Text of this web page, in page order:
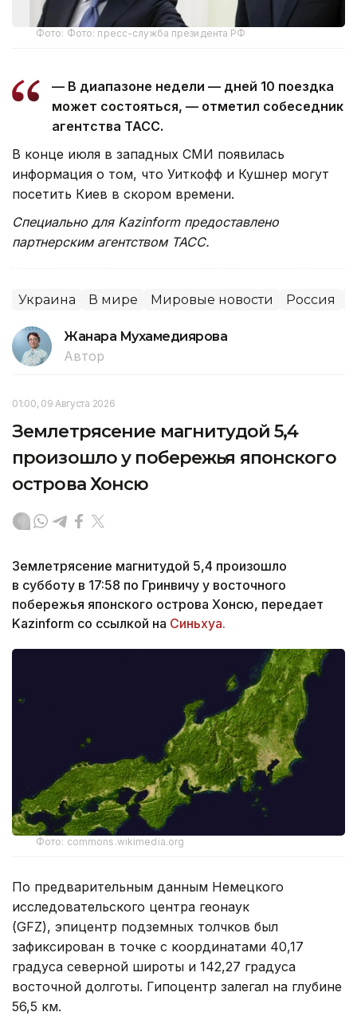
Фото: Фото: пресс-служба президента РФ
— В диапазоне недели — дней 10 поездка
может состояться, — отметил собеседник
агентства ТАСС.
В конце июля в западных СМИ появилась
информация о том, что Уиткофф и Кушнер могут
посетить Киев в скором времени.
Специально для Kazinform предоставлено
партнерским агентством ТАСС.
Украина В мире Мировые новости Россия
Жанара Мухамедиярова
Автор
01:00, 09 Августа 2026
Землетрясение магнитудой 5,4
произошло у побережья японского
острова Хонсю
Землетрясение магнитудой 5,4 произошло
в субботу в 17:58 по Гринвичу у восточного
побережья японского острова Хонсю, передает
Kazinform со ссылкой на Синьхуа.
Фото: commons.wikimedia.org
По предварительным данным Немецкого
исследовательского центра геонаук
(GFZ), эпицентр подземных толчков был
зафиксирован в точке с координатами 40,17
градуса северной широты и 142,27 градуса
восточной долготы. Гипоцентр залегал на глубине
56,5 км.